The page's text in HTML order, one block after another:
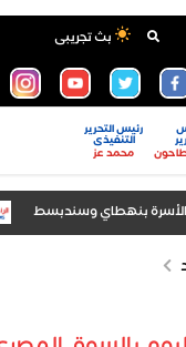
بث تجريبى
طاحون
رئيس التحرير
التنفيذى
محمد عز
بنهطاي وسندبسط